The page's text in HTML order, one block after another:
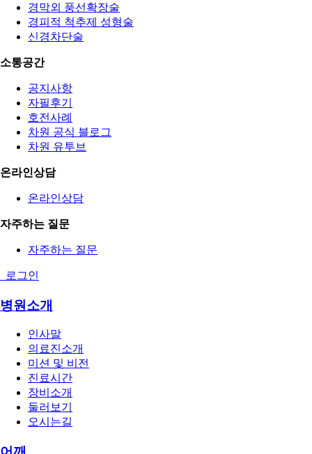
경막외 풍선확장술
경피적 척추제 성형술
신경차단술
소통공간
공지사항
자필후기
호전사례
차원 공식 블로그
차원 유투브
온라인상담
온라인상담
자주하는 질문
자주하는 질문
로그인
병원소개
인사말
의료진소개
미션 및 비전
진료시간
장비소개
둘러보기
오시는길